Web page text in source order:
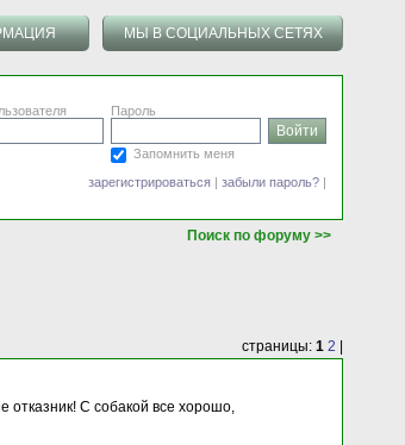
МЫ В СОЦИАЛЬНЫХ СЕТЯХ
Пароль
Запомнить меня
зарегистрироваться | забыли пароль? |
Поиск по форуму >>
страницы: 1 2
отказник! С собакой все хорошо,